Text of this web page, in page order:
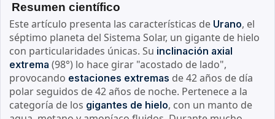
Resumen científico
Este artículo presenta las características de Urano, el
séptimo planeta del Sistema Solar, un gigante de hielo
con particularidades únicas. Su inclinación axial
extrema (98°) lo hace girar "acostado de lado",
provocando estaciones extremas de 42 años de día
polar seguidos de 42 años de noche. Pertenece a la
categoría de los gigantes de hielo, con un manto de